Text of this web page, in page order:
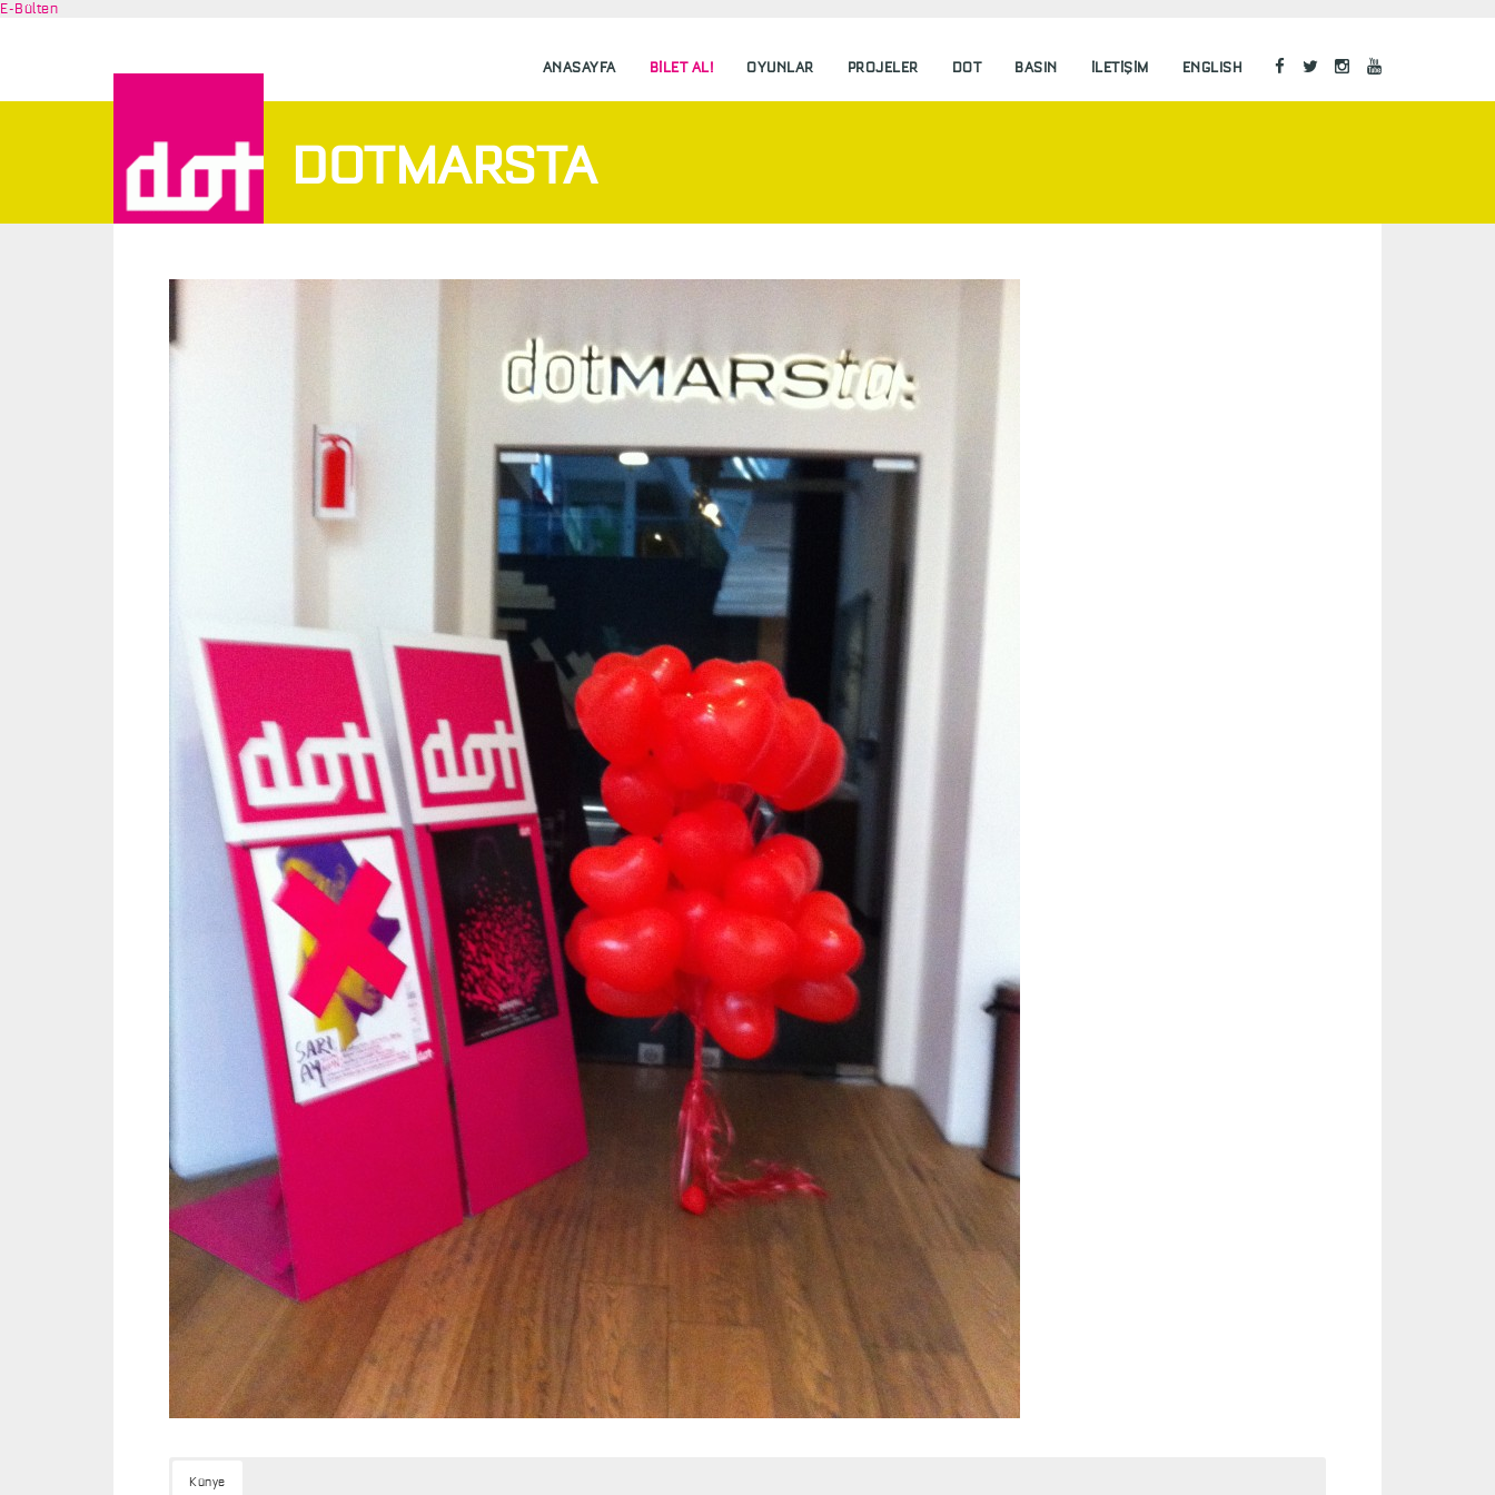
E-Bülten
ANASAYFA BILET AL! OYUNLAR PROJELER DOT BASIN İLETIŞIM ENGLISH
DOTMARSTA
D
O
T
Künye